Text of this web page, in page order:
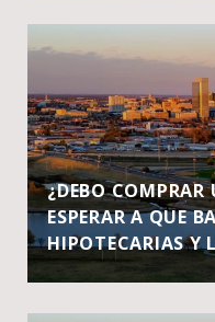
¿DEBO
ESPERAR A QUE
HIPOTECARIAS Y